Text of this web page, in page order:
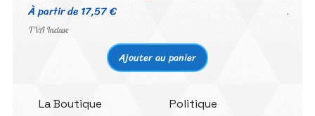
À partir de17,57 €
Prix promotionnel
TVA Incluse
Ajouter au panier
À
Prix
TVA
La Boutique Politique